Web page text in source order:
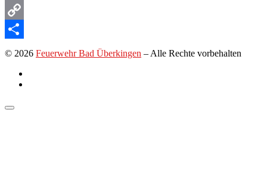
Email
Copy
Link
Teilen
© 2026 Feuerwehr Bad Überkingen – Alle Rechte vorbehalten